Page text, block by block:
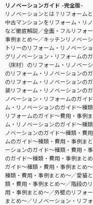
リノベーションガイド -完全版-
リノベーションとは？リフォーム
中古マンションをリフォーム・リ
など徹底解説
全面・フルリフォ
事例まとめ〜
キッチンリノベー
トリーのリフォーム・リノベーシ
グリノベーション・リフォームの
（床材）のリフォーム・リノベー
のリフォーム・リノベーションの
のリフォーム・リノベーションの
装リフォーム・リノベーションの
ノベーション・リフォームのガイ
ム・リノベーションのガイド〜種
リフォームのガイド〜費用・事例
ム・リノベーションのガイド〜種
ノベーションのガイド〜種類・費
ムのガイド〜種類・費用・事例ま
ーションのガイド〜種類・費用・
のガイド〜種類・費用・事例まと
ガイド〜種類・費用・事例まとめ〜
種類・費用・事例まとめ〜
愛猫
類・費用・事例まとめ〜
階段の
用・事例まとめ〜
外壁のリフォ
まとめ〜
リノベーション・リフ